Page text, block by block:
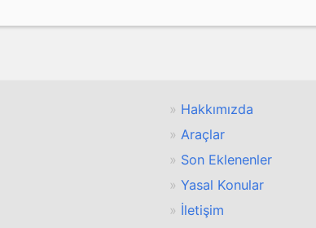
Hakkımızda
Araçlar
Son Eklenenler
Yasal Konular
İletişim